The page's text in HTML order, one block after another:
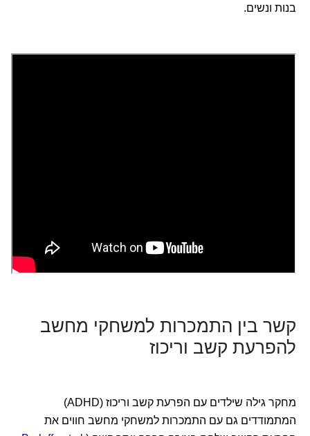
בנות ונשים.
קשר בין התמכרות למשחקי מחשב
להפרעת קשב וריכוז
מחקר גילה שילדים עם הפרעת קשב וריכוז (ADHD)
המתמודדים גם עם התמכרות למשחקי מחשב חווים את